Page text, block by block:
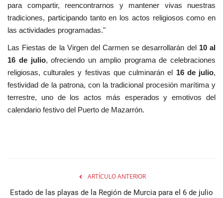
para compartir, reencontrarnos y mantener vivas nuestras
tradiciones, participando tanto en los actos religiosos como en
las actividades programadas."
Las Fiestas de la Virgen del Carmen se desarrollarán del 10 al
16 de julio, ofreciendo un amplio programa de celebraciones
religiosas, culturales y festivas que culminarán el 16 de julio,
festividad de la patrona, con la tradicional procesión marítima y
terrestre, uno de los actos más esperados y emotivos del
calendario festivo del Puerto de Mazarrón.
ARTÍCULO ANTERIOR
Estado de las playas de la Región de Murcia para el 6 de julio